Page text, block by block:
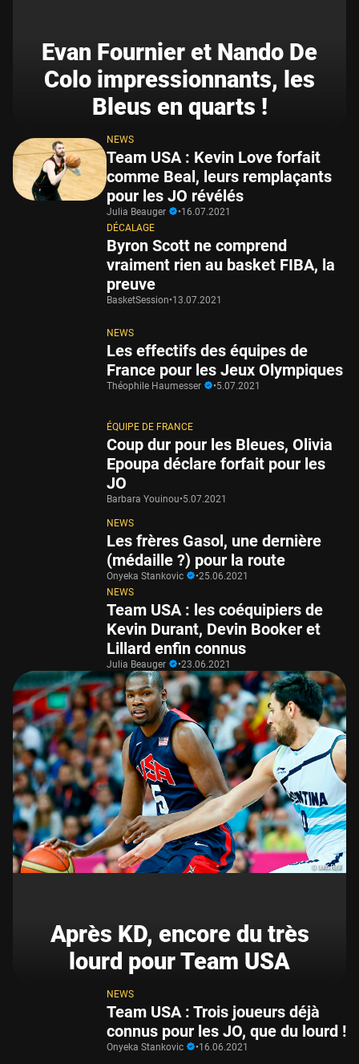
Evan Fournier et Nando De
Colo impressionnants, les
Bleus en quarts !
NEWS
Team USA : Kevin Love forfait
comme Beal, leurs remplaçants
pour les JO révélés
Julia Beauger •16.07.2021
DÉCALAGE
Byron Scott ne comprend
vraiment rien au basket FIBA, la
preuve
BasketSession•13.07.2021
NEWS
Les effectifs des équipes de
France pour les Jeux Olympiques
Théophile Haumesser •5.07.2021
ÉQUIPE DE FRANCE
Coup dur pour les Bleues, Olivia
Epoupa déclare forfait pour les
JO
Barbara Youinou•5.07.2021
NEWS
Les frères Gasol, une dernière
(médaille ?) pour la route
Onyeka Stankovic •25.06.2021
NEWS
Team USA : les coéquipiers de
Kevin Durant, Devin Booker et
Lillard enfin connus
Julia Beauger •23.06.2021
Après KD, encore du très
lourd pour Team USA
NEWS
Team USA : Trois joueurs déjà
connus pour les JO, que du lourd !
Onyeka Stankovic •16.06.2021